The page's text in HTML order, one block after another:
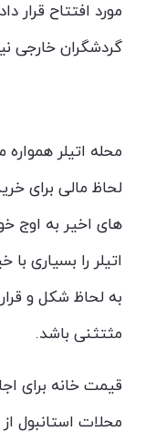
مورد افتتاح قرار
گردشگران خارجی
محله اتیلر همواره
لحاظ مالی برای
های اخیر به اوج
اتیلر را بسیاری
به لحاظ شکل و
مثتثنی باشد.
قیمت خانه برای
محلات استانبول از